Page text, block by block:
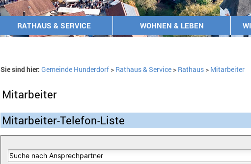
RATHAUS & SERVICE WOHNEN & LEBEN
Sie sind hier: Gemeinde Hunderdorf> Rathaus & Service> Rathaus> Mitarbeiter
Mitarbeiter
Mitarbeiter-Telefon-Liste